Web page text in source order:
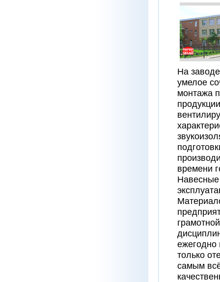
На
умелое
монтажа
времени
ежегодно
только
самым